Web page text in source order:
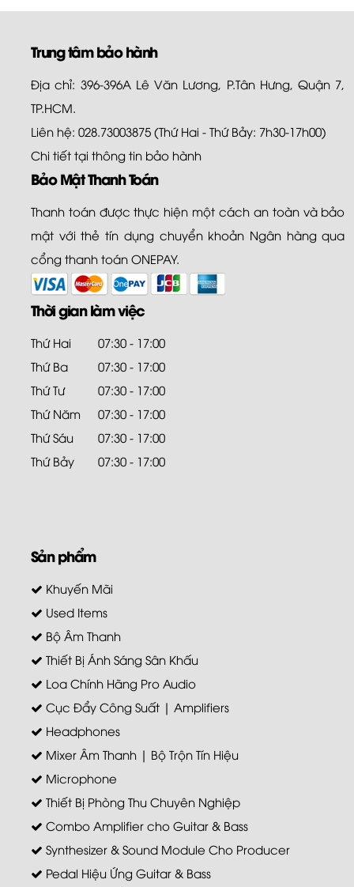
Trung tâm bảo hành
Địa chỉ: 396-396A Lê Văn Lương, P.Tân Hưng, Quận 7,
TP.HCM.
Liên hệ: 028.73003875 (Thứ Hai - Thứ Bảy: 7h30-17h00)
Chi tiết tại thông tin bảo hành
Bảo Mật Thanh Toán
Thanh toán được thực hiện một cách an toàn và bảo
mật với thẻ tín dụng chuyển khoản Ngân hàng qua
cổng thanh toán ONEPAY.
Thời gian làm việc
Thứ Hai
07:30 - 17:00
Thứ Ba
07:30 - 17:00
Thứ Tư
07:30 - 17:00
Thứ Năm
07:30 - 17:00
Thứ Sáu
07:30 - 17:00
Thứ Bảy
07:30 - 17:00
Sản phẩm
Khuyến Mãi
Used Items
Bộ Âm Thanh
Thiết Bị Ánh Sáng Sân Khấu
Loa Chính Hãng Pro Audio
Cục Đẩy Công Suất | Amplifiers
Headphones
Mixer Âm Thanh | Bộ Trộn Tín Hiệu
Microphone
Thiết Bị Phòng Thu Chuyên Nghiệp
Combo Amplifier cho Guitar & Bass
Synthesizer & Sound Module Cho Producer
Pedal Hiệu Ứng Guitar & Bass